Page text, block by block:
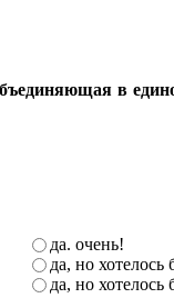
в
да. очень!
да, но
да, но